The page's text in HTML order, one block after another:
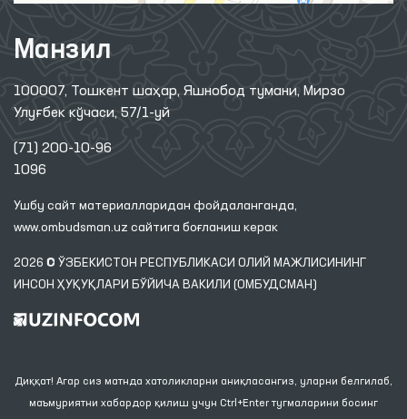
Манзил
100007, Тошкент шаҳар, Яшнобод тумани, Мирзо
Улуғбек кўчаси, 57/1-уй
(71) 200-10-96
1096
Ушбу сайт материалларидан фойдаланганда,
www.ombudsman.uz сайтига боғланиш керак
2026 © ЎЗБЕКИСТОН РЕСПУБЛИКАСИ ОЛИЙ МАЖЛИСИНИНГ
ИНСОН ҲУҚУҚЛАРИ БЎЙИЧА ВАКИЛИ (ОМБУДСМАН)
Диққат! Агар сиз матнда хатоликларни аниқласангиз, уларни белгилаб,
маъмуриятни хабардор қилиш учун Ctrl+Enter тугмаларини босинг